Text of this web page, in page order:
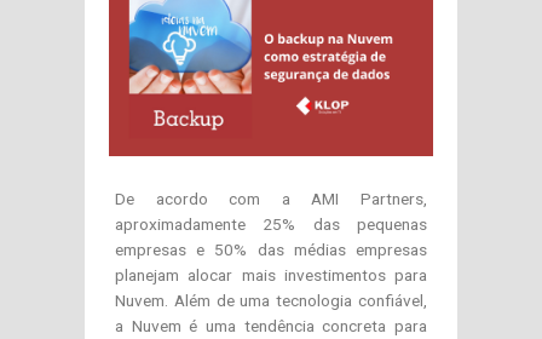
De acordo com a AMI Partners,
aproximadamente 25% das pequenas
empresas e 50% das médias empresas
planejam alocar mais investimentos para
Nuvem. Além de uma tecnologia confiável,
a Nuvem é uma tendência concreta para